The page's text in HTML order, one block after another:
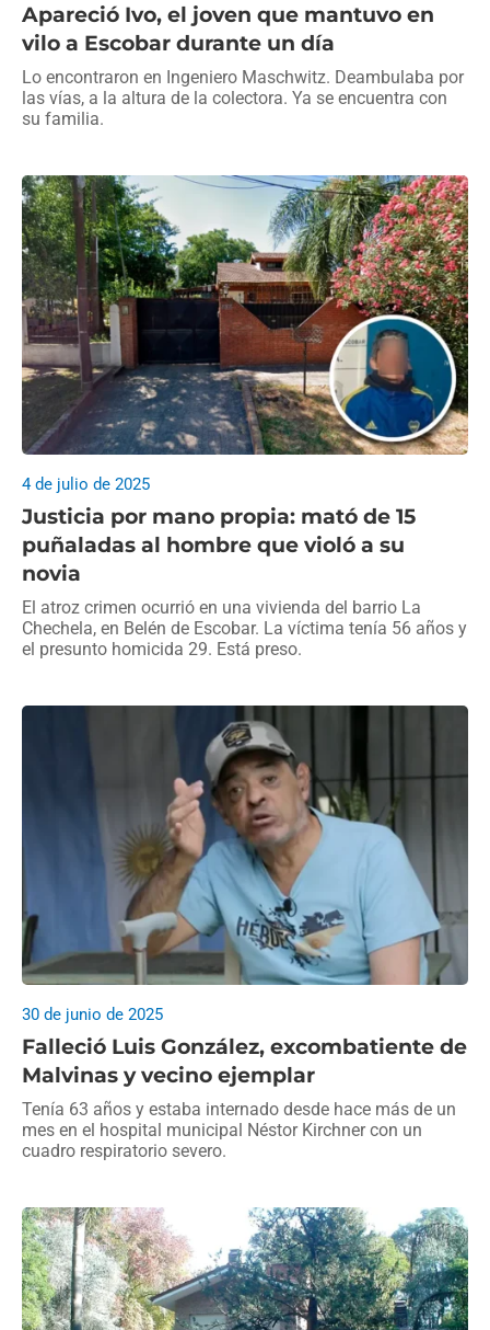
Apareció Ivo, el joven que mantuvo en
vilo a Escobar durante un día
Lo encontraron en Ingeniero Maschwitz. Deambulaba por
las vías, a la altura de la colectora. Ya se encuentra con
su familia.
Justicia por mano propia: mató de 15
puñaladas al hombre que violó a su
novia
4 de julio de 2025
El atroz crimen ocurrió en una vivienda del barrio La
Chechela, en Belén de Escobar. La víctima tenía 56 años y
el presunto homicida 29. Está preso.
Falleció Luis González, excombatiente de
Malvinas y vecino ejemplar
30 de junio de 2025
Tenía 63 años y estaba internado desde hace más de un
mes en el hospital municipal Néstor Kirchner con un
cuadro respiratorio severo.